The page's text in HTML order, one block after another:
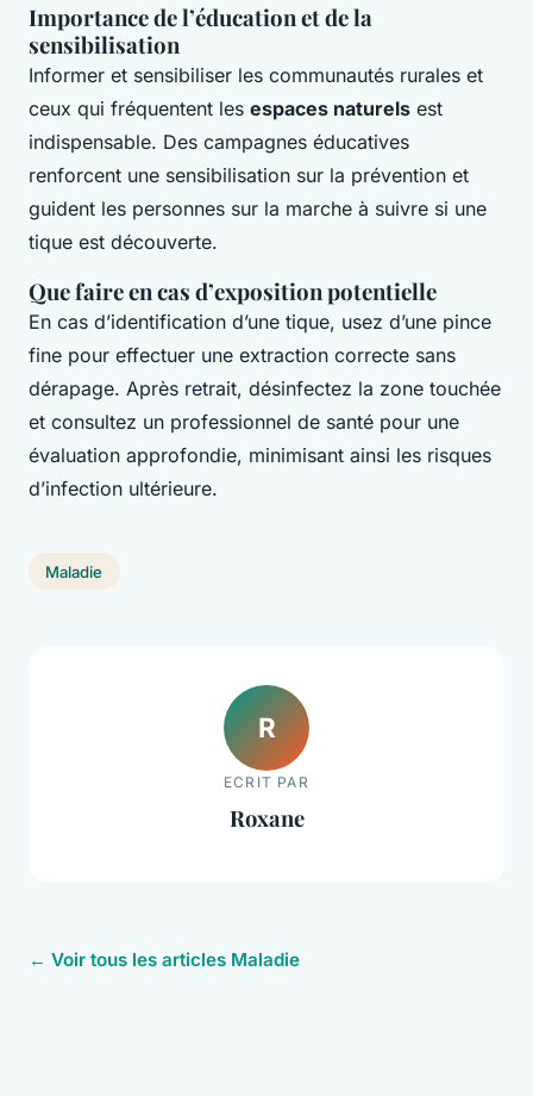
Importance de l’éducation et de la
sensibilisation
Informer et sensibiliser les communautés rurales et
ceux qui fréquentent les espaces naturels est
indispensable. Des campagnes éducatives
renforcent une sensibilisation sur la prévention et
guident les personnes sur la marche à suivre si une
tique est découverte.
Que faire en cas d’exposition potentielle
En cas d’identification d’une tique, usez d’une pince
fine pour effectuer une extraction correcte sans
dérapage. Après retrait, désinfectez la zone touchée
et consultez un professionnel de santé pour une
évaluation approfondie, minimisant ainsi les risques
d’infection ultérieure.
Maladie
R
ECRIT PAR
Roxane
← Voir tous les articles Maladie